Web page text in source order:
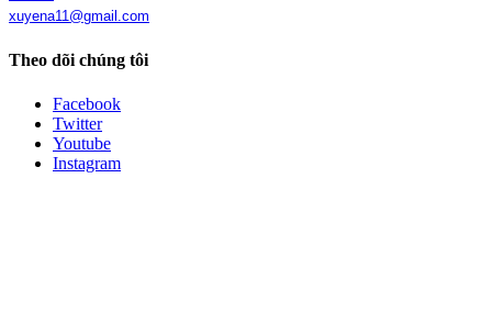
xuyena11@gmail.com
Theo dõi chúng tôi
Facebook
Twitter
Youtube
Instagram